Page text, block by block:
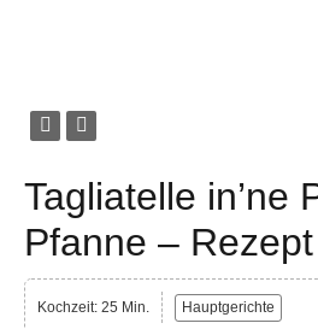
Tagliatelle in’ne
Pfanne – Rezept
Kochzeit: 25 Min. Hauptgerichte